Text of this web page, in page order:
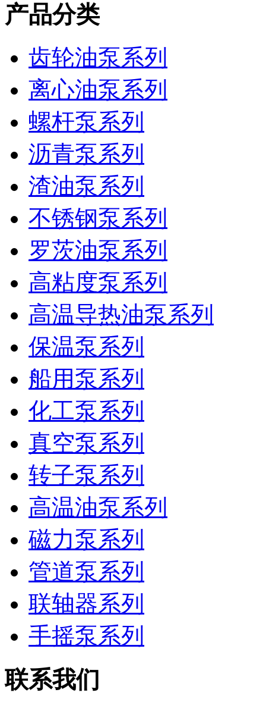
产品分类
齿轮油泵系列
离心油泵系列
螺杆泵系列
沥青泵系列
渣油泵系列
不锈钢泵系列
罗茨油泵系列
高粘度泵系列
高温导热油泵系列
保温泵系列
船用泵系列
化工泵系列
真空泵系列
转子泵系列
高温油泵系列
磁力泵系列
管道泵系列
联轴器系列
手摇泵系列
联系我们